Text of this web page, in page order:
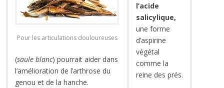
Pour les articulations douloureuses
(saule blanc) pourrait aider dans
l’amélioration de l’arthrose du
genou et de la hanche.
l’acide
salicylique,
une forme
d’aspirine
végétal
comme la
reine des prés.